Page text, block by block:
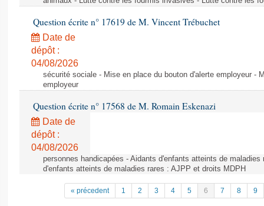
Question écrite n° 17619 de M. Vincent Trébuchet
Date de
dépôt :
04/08/2026
sécurité sociale - Mise en place du bouton d'alerte employeur -
employeur
Question écrite n° 17568 de M. Romain Eskenazi
Date de
dépôt :
04/08/2026
personnes handicapées - Aidants d'enfants atteints de
d'enfants atteints de maladies rares : AJPP et droits MDPH
« précedent 1 2 3 4 5 6 7 8 9